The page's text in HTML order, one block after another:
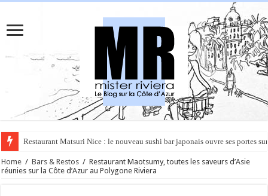
Rüya à Cannes : le restaurant éphémère de l’Hôtel Carlton pour un
Home / Bars & Restos / Restaurant Maotsumy, toutes les saveurs d’Asie
réunies sur la Côte d’Azur au Polygone Riviera